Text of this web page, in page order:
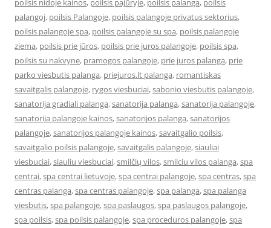
poilsis nidoje kainos, poilsis pajūryje, poilsis palanga, poilsis
palangoj, poilsis Palangoje, poilsis palangoje privatus sektorius,
poilsis palangoje spa, poilsis palangoje su spa, poilsis palangoje
ziema, poilsis prie jūros, poilsis prie juros palangoje, poilsis spa,
poilsis su nakvyne, pramogos palangoje, prie juros palanga, prie
parko viesbutis palanga, priejuros.lt palanga, romantiskas
savaitgalis palangoje, rygos viesbuciai,sabonio viesbutis palangoje,
sanatorija gradiali palanga,sanatorija palanga,sanatorija palangoje,
sanatorija palangoje kainos,sanatorijos palanga,sanatorijos
palangoje,sanatorijos palangoje kainos,savaitgalio poilsis,
savaitgalio poilsis palangoje,savaitgalis palangoje,siauliai
viesbuciai,siauliu viesbuciai,smilčių vilos,smilciu vilos palanga,spa
centrai,spa centrai lietuvoje,spa centrai palangoje,spa centras,spa
centras palanga,spa centras palangoje,spa palanga,spa palanga
viesbutis,spa palangoje,spa paslaugos,spa paslaugos palangoje,
spa poilsis,spa poilsis palangoje,spa proceduros palangoje,spa